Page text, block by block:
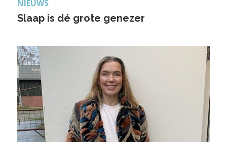
NIEUWS
Slaap is dé grote genezer